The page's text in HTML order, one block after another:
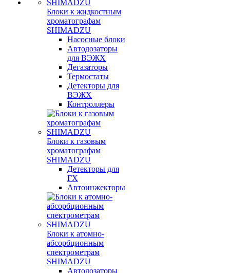
Блоки к жидкостным
хроматографам
SHIMADZU
Насосные блоки
Автодозаторы
для ВЭЖХ
Дегазаторы
Термостаты
Детекторы для
ВЭЖХ
Контроллеры
Блоки к газовым
хроматографам
SHIMADZU
Детекторы для
ГХ
Автоинжекторы
Блоки к атомно-
абсорбционным
спектрометрам
SHIMADZU
Автодозаторы